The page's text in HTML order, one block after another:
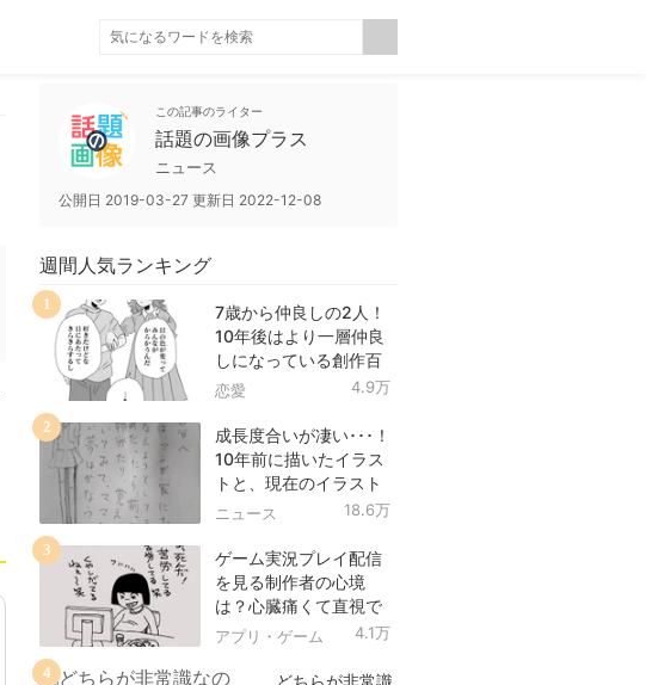
この記事のライター
話題の画像プラス
ニュース
公開日 2019-03-27 更新日 2022-12-08
週間人気ランキング
7歳から仲良しの2人！
10年後はより一層仲良
しになっている創作百
合！
恋愛 4.9万
1
成長度合いが凄い･･･！
10年前に描いたイラス
トと、現在のイラスト
を投稿したツイートが
ニュース 18.6万
2
ゲーム実況プレイ配信
を見る制作者の心境
は？心臓痛くて直視で
きなかった！
アプリ・ゲーム 4.1万
3
どちらが非常識
4